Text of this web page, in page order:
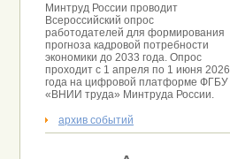
Минтруд России проводит
Всероссийский опрос
работодателей для формирования
прогноза кадровой потребности
экономики до 2033 года. Опрос
проходит с 1 апреля по 1 июня 2026
года на цифровой платформе ФГБУ
«ВНИИ труда» Минтруда России.
архив событий